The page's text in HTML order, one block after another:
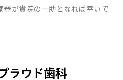
器が貴院の一助となれば幸いで
ラウド歯科